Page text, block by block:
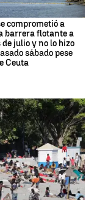
comprometió a
barrera flotante a
julio y no lo hizo
sábado pese
Ceuta